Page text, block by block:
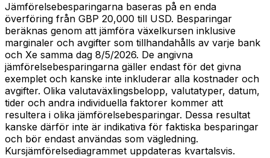
Jämförelsebesparingarna baseras på en enda
överföring från GBP 20,000 till USD. Besparingar
beräknas genom att jämföra växelkursen inklusive
marginaler och avgifter som tillhandahålls av varje bank
och Xe samma dag 8/5/2026. De angivna
jämförelsebesparingarna gäller endast för det givna
exemplet och kanske inte inkluderar alla kostnader och
avgifter. Olika valutaväxlingsbelopp, valutatyper, datum,
tider och andra individuella faktorer kommer att
resultera i olika jämförelsebesparingar. Dessa resultat
kanske därför inte är indikativa för faktiska besparingar
och bör endast användas som vägledning.
Kursjämförelsediagrammet uppdateras kvartalsvis.